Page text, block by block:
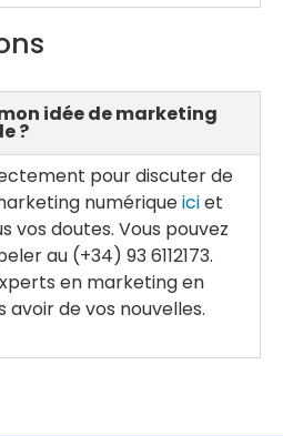
idée de marketing
?
pour discuter de
numériqueiciet
vos doutes. Vous pouvez
au (+34) 93 6112173.
en marketing en
avoir de vos nouvelles.